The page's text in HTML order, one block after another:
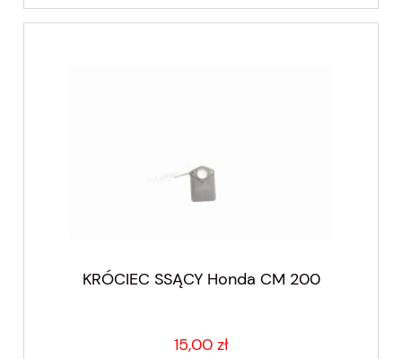
KRÓCIEC SSĄCY Honda CM 200
15,00 zł